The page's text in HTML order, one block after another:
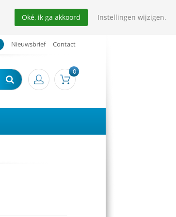
Nieuwsbrief Contact
0
Oké, ik ga akkoord Instellingen wijzigen.